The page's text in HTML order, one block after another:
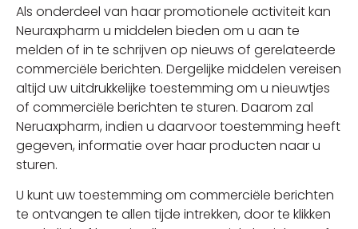
Als onderdeel van haar promotionele activiteit kan
Neuraxpharm u middelen bieden om u aan te
melden of in te schrijven op nieuws of gerelateerde
commerciële berichten. Dergelijke middelen vereisen
altijd uw uitdrukkelijke toestemming om u nieuwtjes
of commerciële berichten te sturen. Daarom zal
Neruaxpharm, indien u daarvoor toestemming heeft
gegeven, informatie over haar producten naar u
sturen.
U kunt uw toestemming om commerciële berichten
te ontvangen te allen tijde intrekken, door te klikken